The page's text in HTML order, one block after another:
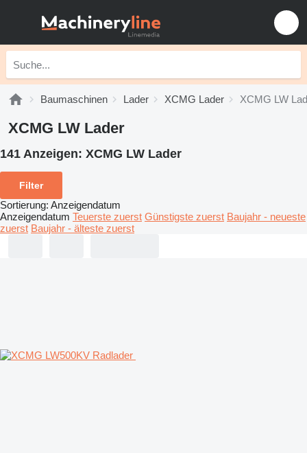
Baumaschinen Lader XCMG Lader XCMG LW
XCMG LW Lader
141 Anzeigen: XCMG LW Lader
Filter
Sortierung: Anzeigendatum
Anzeigendatum Teuerste zuerst Günstigste zuerst Baujahr - neueste
zuerst Baujahr - älteste zuerst